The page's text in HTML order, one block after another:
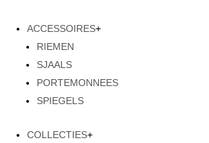
ACCESSOIRES+
RIEMEN
SJAALS
PORTEMONNEES
SPIEGELS
COLLECTIES+